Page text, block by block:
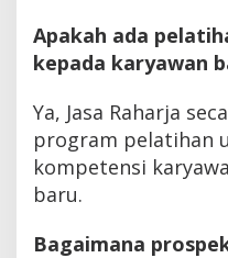
Apakah ada
kepada karyawan
Ya, Jasa Raharja
program pelatihan
kompetensi
baru.
Bagaimana